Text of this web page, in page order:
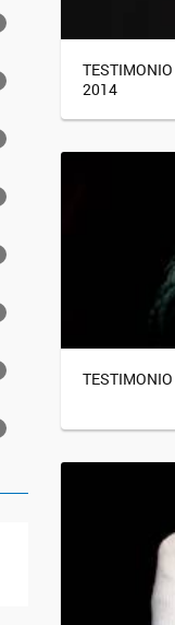
2014